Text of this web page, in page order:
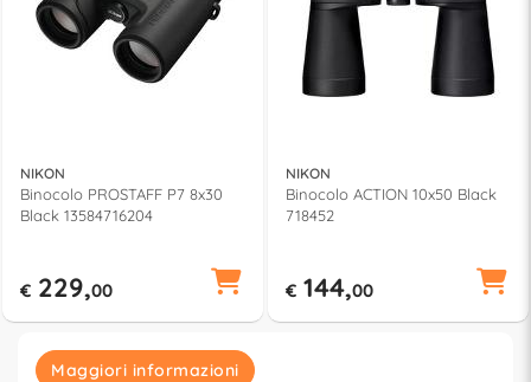
NIKON
Binocolo PROSTAFF P7 8x30
Black 13584716204
€ 229,00
NIKON
Binocolo ACTION 10x50 Black
718452
€ 144,00
Maggiori informazioni